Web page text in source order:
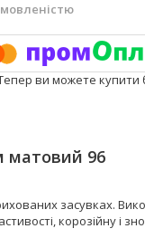
ви можете
матовий 96
засувках.
корозійну і